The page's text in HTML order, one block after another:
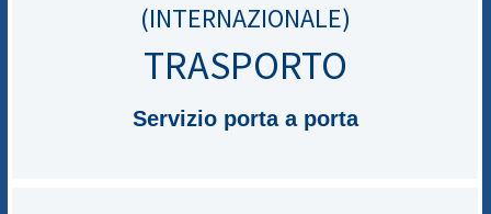
(INTERNAZIONALE)
TRASPORTO
Servizio porta a porta